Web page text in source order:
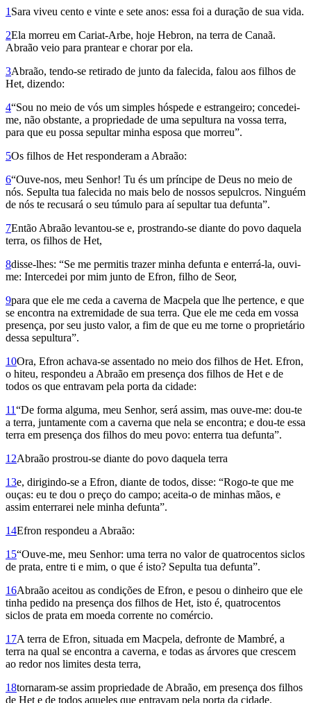
1 Sara viveu cento e vinte e sete anos: essa foi a duração de sua vida.
2Ela morreu em Cariat-Arbe, hoje Hebron, na terra de Canaã.
Abraão veio para prantear e chorar por ela.
3Abraão, tendo-se retirado de junto da falecida, falou aos filhos de
Het, dizendo:
4“Sou no meio de vós um simples hóspede e estrangeiro; concedei-
me, não obstante, a propriedade de uma sepultura na vossa terra,
para que eu possa sepul­tar minha esposa que morreu”.
5Os fi­lhos de Het responderam a Abraão:
6“Ouve-nos, meu Senhor! Tu és um príncipe de Deus no meio de
nós. Sepulta tua falecida no mais belo de nossos sepulcros. Ninguém
de nós te recusará o seu túmulo para aí sepultar tua defunta”.
7Então Abraão levantou-se e, prostrando-se diante do povo daquela
terra, os filhos de Het,
8disse-lhes: “Se me permitis trazer minha defunta e enterrá-la, ouvi-
me: Intercedei por mim junto de Efron, filho de Seor,
9para que ele me ceda a caverna de Macpela que lhe pertence, e que
se encontra na extremidade de sua terra. Que ele me ceda em vossa
presença, por seu justo valor, a fim de que eu me torne o proprietário
dessa sepultura”.
10Ora, Efron achava-se assentado no meio dos filhos de Het. Efron,
o hiteu, respondeu a Abraão em presença dos filhos de Het e de
todos os que entravam pela porta da cidade:
11“De forma alguma, meu Senhor, será assim, mas ouve-me: dou-te
a terra, juntamente com a caverna que nela se encontra; e dou-te essa
terra em presença dos filhos do meu povo: enterra tua defunta”.
12Abraão prostrou-se diante do povo daquela terra
13e, dirigindo-se a Efron, diante de todos, disse: “Rogo-te que me
ouças: eu te dou o preço do campo; aceita-o de minhas mãos, e
assim enterrarei nele minha defunta”.
14Efron respondeu a Abraão:
15“Ouve-me, meu Senhor: uma terra no valor de quatrocentos siclos
de prata, entre ti e mim, o que é isto? Sepulta tua defunta”.
16Abraão aceitou as condições de Efron, e pesou o dinheiro que ele
tinha pedido na presença dos filhos de Het, isto é, quatrocentos
siclos de prata em moeda corrente no comércio.
17A terra de Efron, situada em Macpela, defronte de Mambré, a
terra na qual se encontra a caverna, e todas as árvores que crescem
ao redor nos limites desta terra,
18tornaram-se assim propriedade de Abraão, em presença dos filhos
de Het e de todos aqueles que entravam pela porta da cidade.